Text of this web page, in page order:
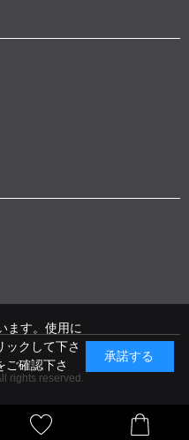
rights reserved.
ます。使用に
ックして下さ
ご確認下さ
承諾する